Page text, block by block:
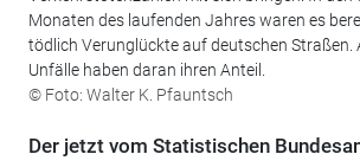
Monaten des laufenden Jahres waren es
tödlich Verunglückte auf deutschen Straßen.
Unfälle haben daran ihren Anteil.
© Foto: Walter K. Pfauntsch
Der jetzt vom Statistischen